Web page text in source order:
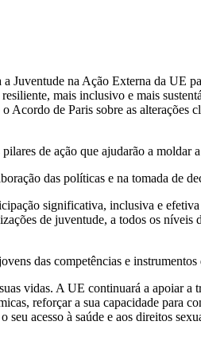
Juventude na Ação Externa da UE
mais inclusivo e mais
de Paris sobre as alterações
de ação que ajudarão a moldar
das políticas e na tomada de
significativa, inclusiva e
de juventude, a todos os
das competências e instrumentos
vidas. A UE continuará a apoiar
reforçar a sua capacidade para
acesso à saúde e aos direitos